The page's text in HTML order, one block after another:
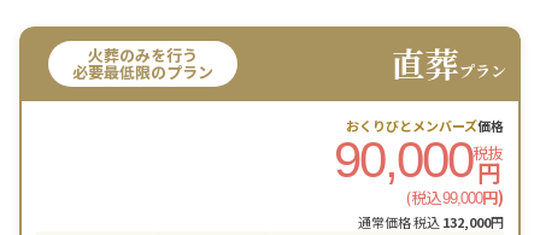
火葬のみを行う
必要最低限のプラン 直葬プラン
おくりびとメンバーズ価格
90,000税抜
円
(税込99,000円)
通常価格 税込132,000円